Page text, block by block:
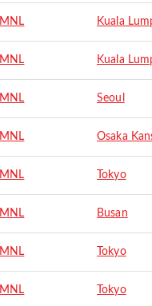
MNL Kuala
MNL Kuala
MNL Seoul
MNL Osaka
MNL Tokyo
MNL Busan
MNL Tokyo
MNL Tokyo